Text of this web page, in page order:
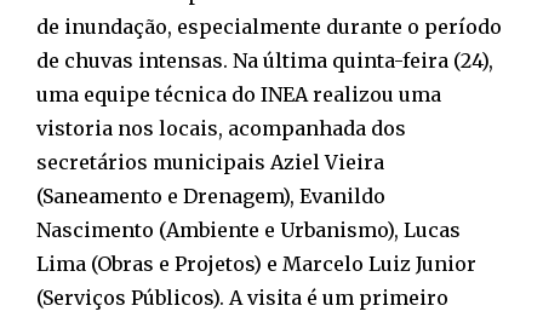
de inundação, especialmente durante o período
de chuvas intensas. Na última quinta-feira (24),
uma equipe técnica do INEA realizou uma
vistoria nos locais, acompanhada dos
secretários municipais Aziel Vieira
(Saneamento e Drenagem), Evanildo
Nascimento (Ambiente e Urbanismo), Lucas
Lima (Obras e Projetos) e Marcelo Luiz Junior
(Serviços Públicos). A visita é um primeiro